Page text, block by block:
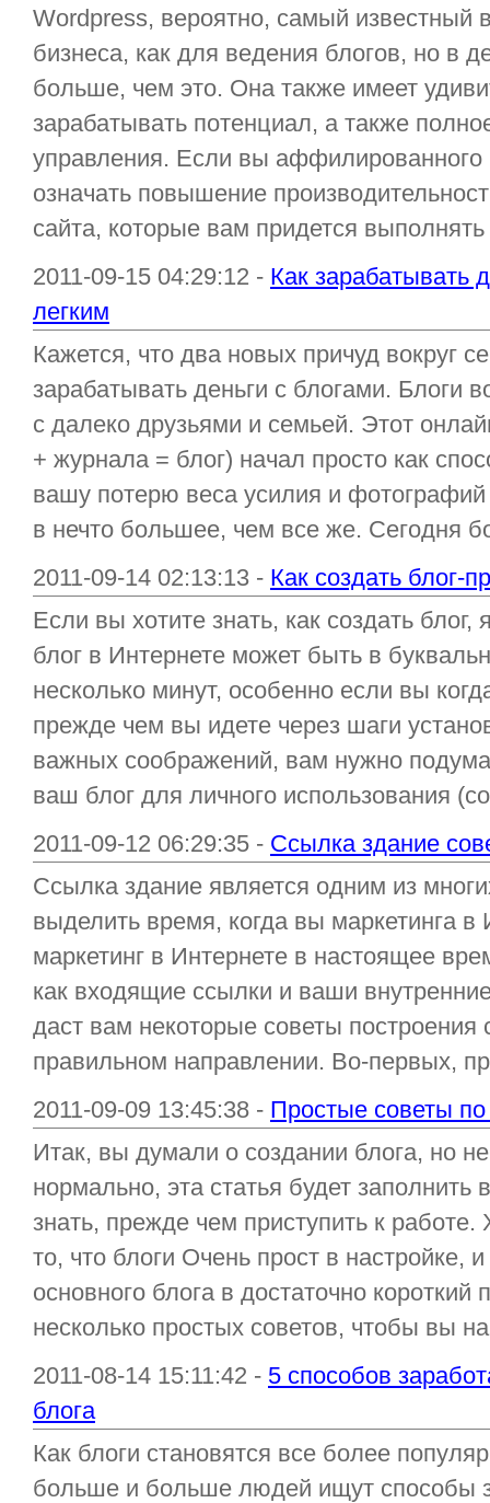
Wordpress, вероятно, самый известный
бизнеса, как для ведения блогов, но в
больше, чем это. Она также имеет
зарабатывать потенциал, а также
управления. Если вы аффилированного
означать повышение
сайта, которые вам придется выполнять
2011-09-15 04:29:12 - Как зарабатывать
легким
Кажется, что два новых причуд вокруг
зарабатывать деньги с блогами. Блоги
с далеко друзьями и семьей. Этот
+ журнала = блог) начал просто как
вашу потерю веса усилия и
в нечто большее, чем все же. Сегодня
2011-09-14 02:13:13 - Как создать блог-
Если вы хотите знать, как создать
блог в Интернете может быть в
несколько минут, особенно если вы
прежде чем вы идете через шаги
важных соображений, вам нужно
ваш блог для личного использования
2011-09-12 06:29:35 - Ссылка здание
Ссылка здание является одним из
выделить время, когда вы маркетинга в
маркетинг в Интернете в настоящее
как входящие ссылки и ваши
даст вам некоторые советы
правильном направлении. Во-первых,
2011-09-09 13:45:38 - Простые советы
Итак, вы думали о создании блога, но
нормально, эта статья будет
знать, прежде чем приступить к
то, что блоги Очень прост в настройке,
основного блога в достаточно
несколько простых советов, чтобы вы
2011-08-14 15:11:42 - 5 способов
блога
Как блоги становятся все более
больше и больше людей ищут способы